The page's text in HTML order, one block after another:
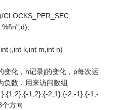
j,int k,int m,int n)
变化，h记录j的变化，p每次运
负数，用来访问数组
1,2},{-2,1},{-2,-1},{-1,-
方向